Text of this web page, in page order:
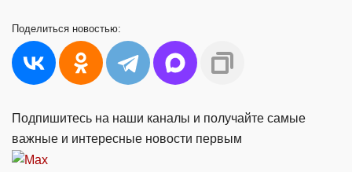
Поделиться новостью:
Подпишитесь на наши каналы и получайте самые
важные и интересные новости первым